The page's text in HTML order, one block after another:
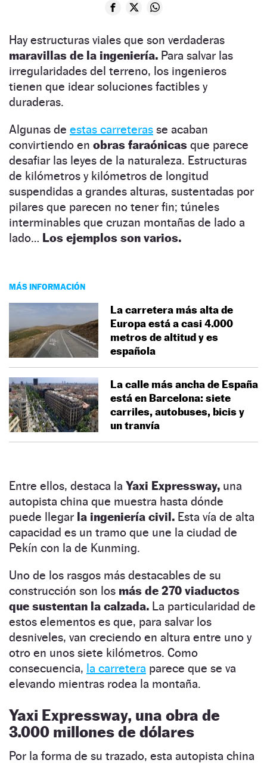
Hay estructuras viales que son verdaderas
maravillas de la ingeniería. Para salvar las
irregularidades del terreno, los ingenieros
tienen que idear soluciones factibles y
duraderas.
Algunas de estas carreteras se acaban
convirtiendo en obras faraónicas que parece
desafiar las leyes de la naturaleza. Estructuras
de kilómetros y kilómetros de longitud
suspendidas a grandes alturas, sustentadas por
pilares que parecen no tener fin; túneles
interminables que cruzan montañas de lado a
lado… Los ejemplos son varios.
MÁS INFORMACIÓN
La carretera más alta de
Europa está a casi 4.000
metros de altitud y es
española
La calle más ancha de España
está en Barcelona: siete
carriles, autobuses, bicis y
un tranvía
Entre ellos, destaca la Yaxi Expressway, una
autopista china que muestra hasta dónde
puede llegar la ingeniería civil. Esta vía de alta
capacidad es un tramo que une la ciudad de
Pekín con la de Kunming.
Uno de los rasgos más destacables de su
construcción son los más de 270 viaductos
que sustentan la calzada. La particularidad de
estos elementos es que, para salvar los
desniveles, van creciendo en altura entre uno y
otro en unos siete kilómetros. Como
consecuencia, la carretera parece que se va
elevando mientras rodea la montaña.
Yaxi Expressway, una obra de
3.000 millones de dólares
Por la forma de su trazado, esta autopista china